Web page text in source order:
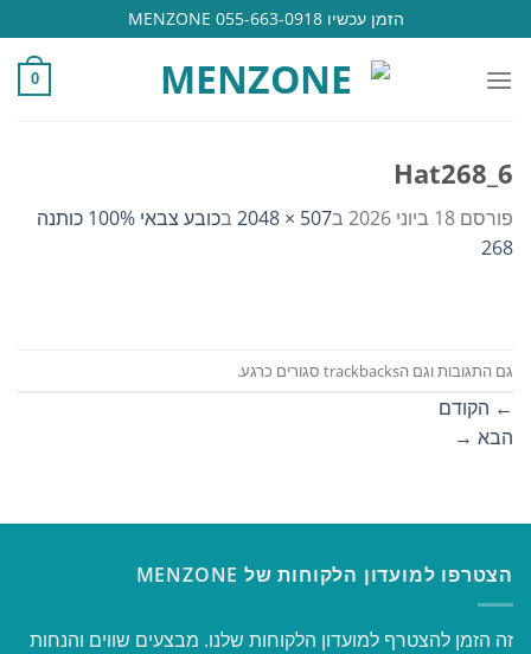
to
content
הזמן עכשיו 055-663-0918 MENZONE
0
Hat268_6
פורסם 18 ביוני 2026 ב507 × 2048 ב
כובע צבאי 100% כותנה
268
גם התגובות וגם הtrackbacks סגורים כרגע.
← הקודם
הבא →
הצטרפו למועדון הלקוחות של MENZONE
זה הזמן להצטרף למועדון הלקוחות שלנו. מבצעים שווים והנחות